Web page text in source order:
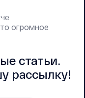
огромное
статьи.
рассылку!